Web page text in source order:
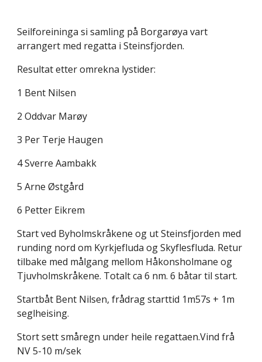
Seilforeininga si samling på Borgarøya vart
arrangert med regatta i Steinsfjorden.
Resultat etter omrekna lystider:
1 Bent Nilsen
2 Oddvar Marøy
3 Per Terje Haugen
4 Sverre Aambakk
5 Arne Østgård
6 Petter Eikrem
Start ved Byholmskråkene og ut Steinsfjorden med
runding nord om Kyrkjefluda og Skyflesfluda. Retur
tilbake med målgang mellom Håkonsholmane og
Tjuvholmskråkene. Totalt ca 6 nm. 6 båtar til start.
Startbåt Bent Nilsen, frådrag starttid 1m57s + 1m
seglheising.
Stort sett småregn under heile regattaen.Vind frå
NV 5-10 m/sek